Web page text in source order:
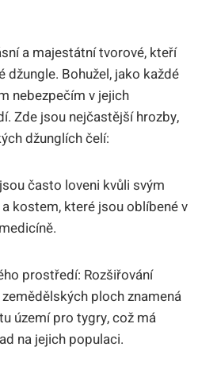
a majestátní tvorové, kteří
džungle. Bohužel, jako každé
nebezpečím v jejich
Zde jsou nejčastější hrozby,
džunglích čelí:
často loveni kvůli svým
kostem, které jsou oblíbené v
prostředí: Rozšiřování
ploch znamená
území pro tygry, což má
na jejich populaci.